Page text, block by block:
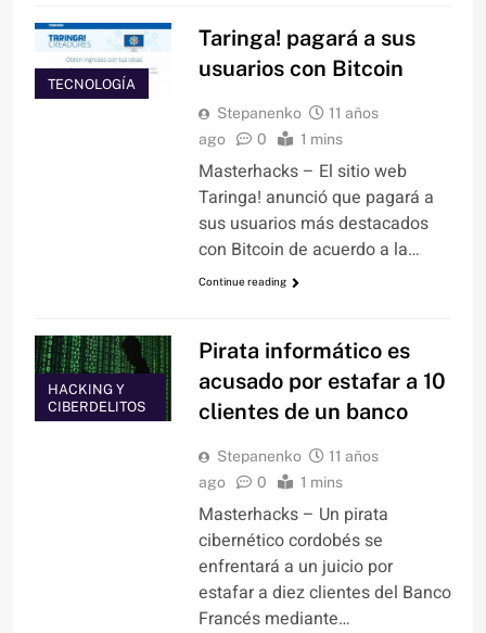
TECNOLOGÍA
Taringa! pagará a sus
usuarios con Bitcoin
Stepanenko
11 años
ago
0 1 mins
Masterhacks – El sitio web
Taringa! anunció que pagará a
sus usuarios más destacados
con Bitcoin de acuerdo a la…
Continue reading
HACKING Y
CIBERDELITOS
Pirata informático es
acusado por estafar a 10
clientes de un banco
Stepanenko
11 años
ago
0 1 mins
Masterhacks – Un pirata
cibernético cordobés se
enfrentará a un juicio por
estafar a diez clientes del Banco
Francés mediante…